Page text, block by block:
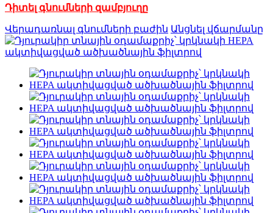
Դիտել գնումների զամբյուղը
Վերադառնալ գնումների բաժին Անցնել վճարմանը